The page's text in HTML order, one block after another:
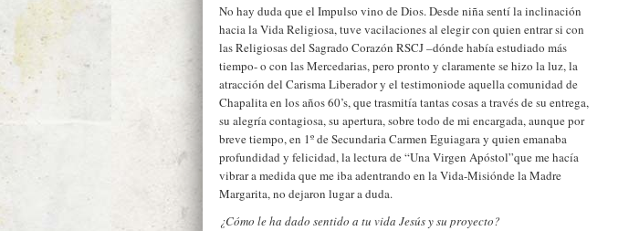
No hay duda que el Impulso vino de Dios. Desde niña sentí la inclinación
hacia la Vida Religiosa, tuve vacilaciones al elegir con quien entrar si con
las Religiosas del Sagrado Corazón RSCJ –dónde había estudiado más
tiempo- o con las Mercedarias, pero pronto y claramente se hizo la luz, la
atracción del Carisma Liberador y el testimoniode aquella comunidad de
Chapalita en los años 60’s, que trasmitía tantas cosas a través de su entrega,
su alegría contagiosa, su apertura, sobre todo de mi encargada, aunque por
breve tiempo, en 1º de Secundaria Carmen Eguiagara y quien emanaba
profundidad y felicidad, la lectura de “Una Virgen Apóstol”que me hacía
vibrar a medida que me iba adentrando en la Vida-Misiónde la Madre
Margarita, no dejaron lugar a duda.
¿Cómo le ha dado sentido a tu vida Jesús y su proyecto?